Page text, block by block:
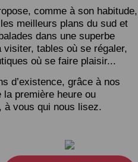
comme à son habitude,
meilleurs plans du sud et
dans une superbe
tables où se régaler,
où se faire plaisir...
d’existence, grâce à nos
la première heure ou
à vous qui nous lisez.